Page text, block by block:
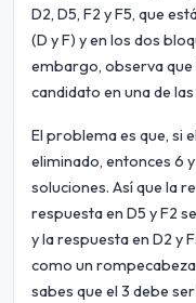
D2, D5, F2 y F5, que
(D y F) y en los dos
embargo, observa
candidato en una de
El problema es que, si
eliminado, entonces 6
soluciones. Así que la
respuesta en D5 y F2
y la respuesta en D2 y
como un
sabes que el 3 debe